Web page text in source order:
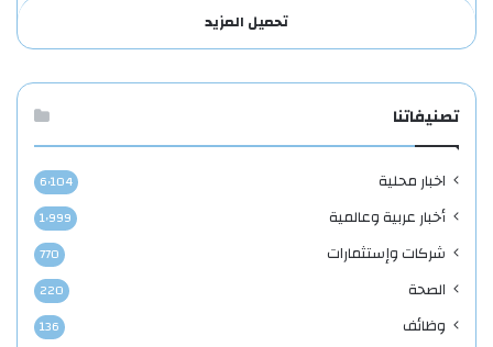
تحميل المزيد
تصنيفاتنا
اخبار محلية 6٬104
أخبار عربية وعالمية 1٬999
شركات وإستثمارات 770
الصحة 220
وظائف 136